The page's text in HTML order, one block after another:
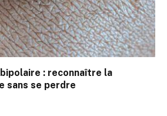
: reconnaître la
sans se perdre